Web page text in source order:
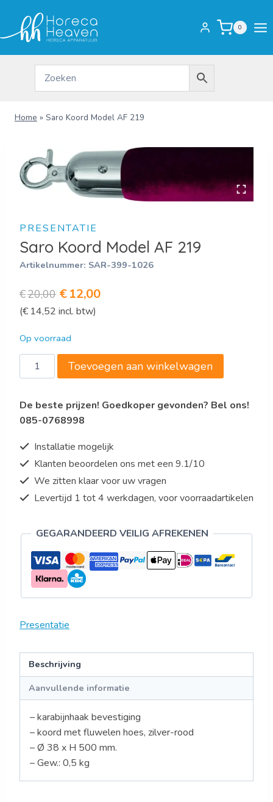
inhoud
0
Home » Saro Koord Model AF 219
PRESENTATIE
Saro Koord Model AF 219
Artikelnummer: SAR-399-1026
€20,00 Oorspronkelijke
prijs
was:
€20,00.
€12,00Huidige
€12,00.
(€ 14,52 incl. btw)
Op voorraad
Saro
Koord
AF
219
Toevoegen aan winkelwagen
De beste prijzen! Goedkoper gevonden? Bel ons!
085-0768998
Installatie mogelijk
Klanten beoordelen ons met een 9.1/10
We zitten klaar voor uw vragen
Levertijd 1 tot 4 werkdagen, voor voorraadartikelen
GEGARANDEERD VEILIG AFREKENEN
Presentatie
Beschrijving
Aanvullende informatie
– karabijnhaak bevestiging
– koord met fluwelen hoes, zilver-rood
– Ø 38 x H 500 mm.
– Gew.: 0,5 kg